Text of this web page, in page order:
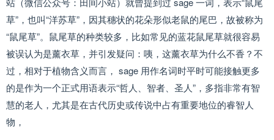
草”，也叫“洋苏草”，因其穗状的花朵形似老鼠的尾巴，故被称为
“鼠尾草”。鼠尾草的种类较多，比如常见的蓝花鼠尾草就很容易
被误认为是薰衣草，并引发疑问：咦，这薰衣草为什么不香？不
过，相对于植物含义而言， sage 用作名词时平时可能接触更多
的是作为一个正式用语表示“哲人、智者、圣人”，多指非常有智
慧的老人，尤其是在古代历史或传说中占有重要地位的睿智人
物，